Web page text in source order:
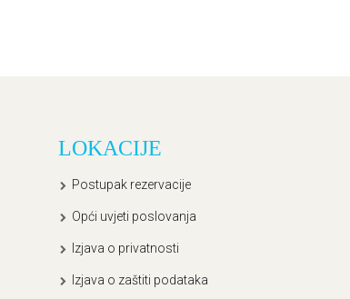
LOKACIJE
Postupak rezervacije
Opći uvjeti poslovanja
Izjava o privatnosti
Izjava o zaštiti podataka